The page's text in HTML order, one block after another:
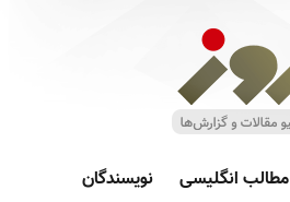
مطالب انگلیسی نویسندگان